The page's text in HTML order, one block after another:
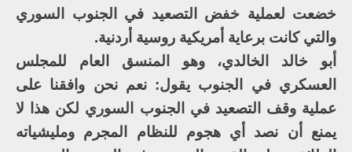
خضعت لعملية خفض التصعيد في الجنوب السوري
والتي كانت برعاية أمريكية روسية أردنية.
أبو خالد الخالدي، وهو المنسق العام للمجلس
العسكري في الجنوب يقول: نعم نحن وافقنا على
عملية وقف التصعيد في الجنوب السوري لكن هذا لا
يمنع أن نصد أي هجوم للنظام المجرم ومليشياته